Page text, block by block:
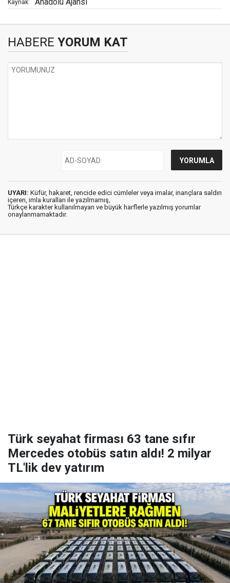
Kaynak:
HABERE YORUM KAT
UYARI: Küfür, hakaret, rencide edici cümleler veya imalar, inançlara saldırı
içeren, imla kuralları ile yazılmamış,
Türkçe karakter kullanılmayan ve büyük harflerle yazılmış yorumlar
onaylanmamaktadır.
Türk seyahat firması 63 tane sıfır
Mercedes otobüs satın aldı! 2 milyar
TL'lik dev yatırım